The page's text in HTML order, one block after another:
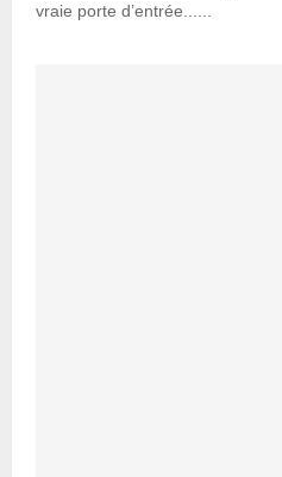
vraie porte d’entrée......